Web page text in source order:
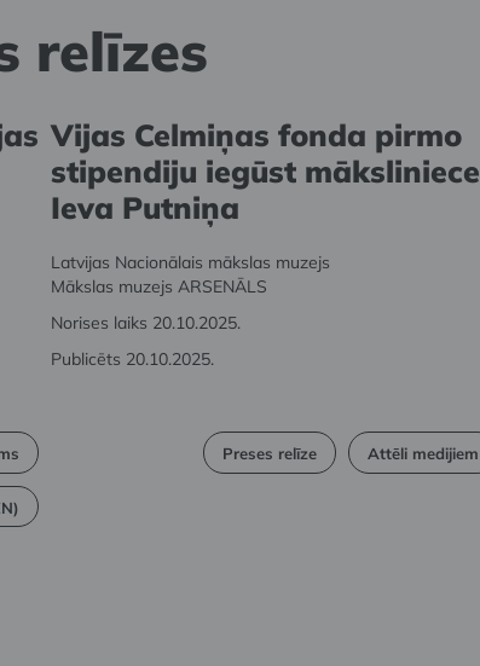
relīzes
Vijas Celmiņas fonda pirmo
stipendiju iegūst māksliniece
Ieva Putniņa
Latvijas Nacionālais mākslas muzejs
Mākslas muzejs ARSENĀLS
Norises laiks 20.10.2025.
Publicēts 20.10.2025.
Preses relīze Attēli medijiem